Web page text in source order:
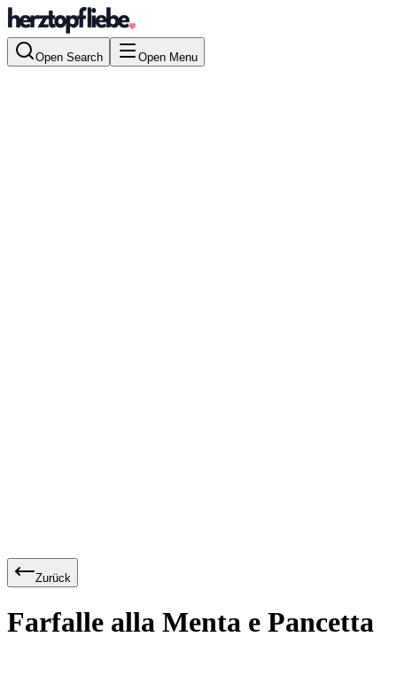
Open Search Open Menu
Zurück
Farfalle alla Menta e Pancetta